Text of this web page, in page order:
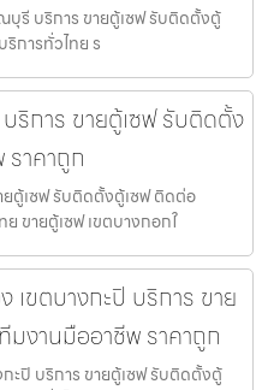
รี บริการ ขายตู้เซฟ รับติดตั้งตู้
การทั่วไทย ร
ริการ ขายตู้เซฟ รับติดตั้ง
าคาถูก
ยตู้เซฟ รับติดตั้งตู้เซฟ ติดต่อ
ขายตู้เซฟ เขตบางกอกใ
เขตบางกะปิ บริการ ขาย
งานมืออาชีพ ราคาถูก
ะปิ บริการ ขายตู้เซฟ รับติดตั้งตู้